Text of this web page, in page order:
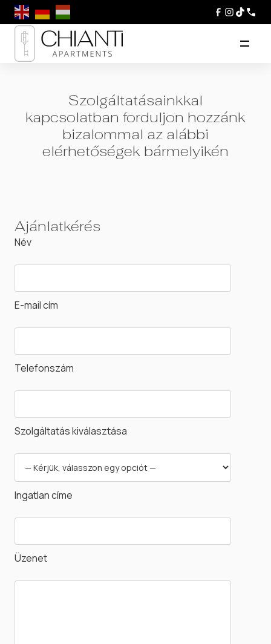
Szolgáltatásainkkal
kapcsolatban forduljon hozzánk
bizalommal az alábbi
elérhetőségek bármelyikén
Ajánlatkérés
Név
E-mail cím
Telefonszám
Szolgáltatás kiválasztása
Ingatlan címe
Üzenet